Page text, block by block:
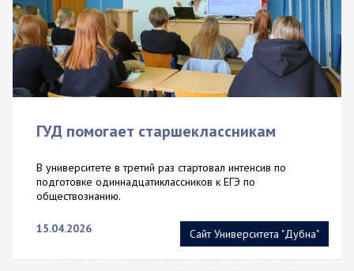
Сайт Университета "Дубна"
ГУД помогает старшеклассникам
В университете в третий раз стартовал интенсив по
подготовке одиннадцатиклассников к ЕГЭ по
обществознанию.
15.04.2026